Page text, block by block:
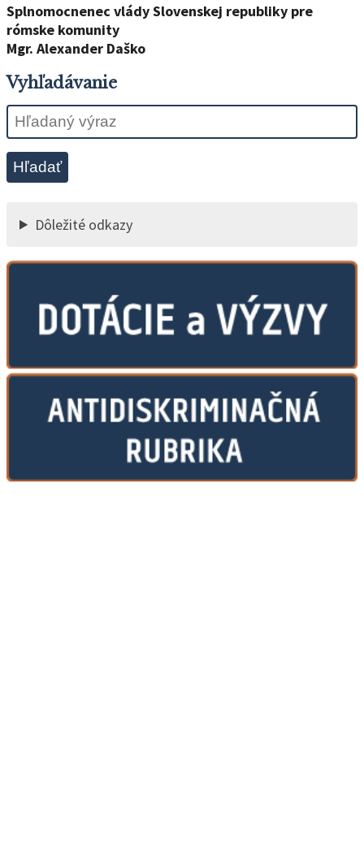
Splnomocnenec vlády Slovenskej republiky pre
rómske komunity
Mgr. Alexander Daško
Vyhľadávanie
Hľadať
Dôležité odkazy